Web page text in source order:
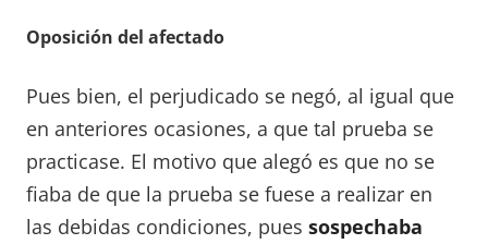
Oposición del afectado
Pues bien, el perjudicado se negó, al igual que
en anteriores ocasiones, a que tal prueba se
practicase. El motivo que alegó es que no se
fiaba de que la prueba se fuese a realizar en
las debidas condiciones, pues sospechaba